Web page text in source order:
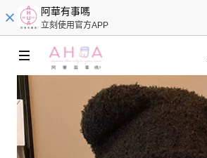
阿華有事嗎
立刻使用官方APP